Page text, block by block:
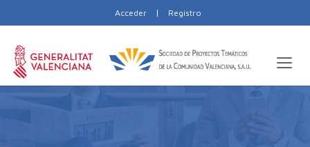
Acceder | Registro